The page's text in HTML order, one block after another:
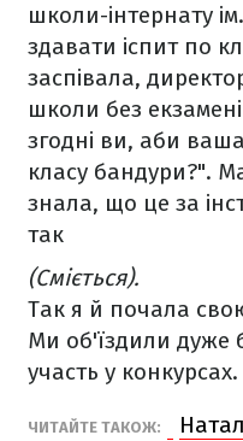
школи-інтернату
здавати іспит по
заспівала,
школи без
згодні ви, аби
класу бандури?".
знала, що це за
так
(Сміється).
Так я й почала
Ми об'їздили дуже
участь у конкурсах.
ЧИТАЙТЕ ТАКОЖ: